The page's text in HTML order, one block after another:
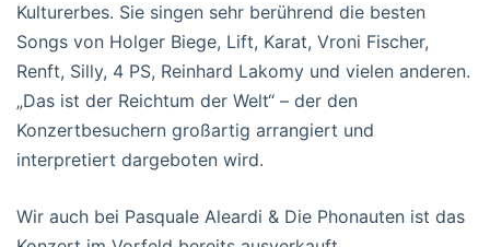
Kulturerbes. Sie singen sehr berührend die besten
Songs von Holger Biege, Lift, Karat, Vroni Fischer,
Renft, Silly, 4 PS, Reinhard Lakomy und vielen anderen.
„Das ist der Reichtum der Welt“ – der den
Konzertbesuchern großartig arrangiert und
interpretiert dargeboten wird.
Wir auch bei Pasquale Aleardi & Die Phonauten ist das